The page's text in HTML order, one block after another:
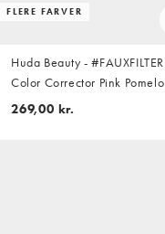
FLERE FARVER
Huda Beauty - #FAUXFILTER
Color Corrector Pink Pomelo
269,00 kr.